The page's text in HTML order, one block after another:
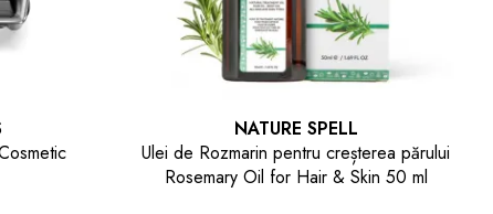
NATURE SPELL
Ulei de Rozmarin pentru creșterea părului
Rosemary Oil for Hair & Skin 50 ml